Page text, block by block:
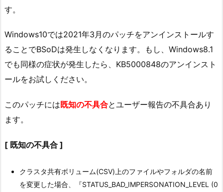
す。
Windows10では2021年3月のパッチをアンインストールす
ることでBSoDは発生しなくなります。もし、Windows8.1
でも同様の症状が発生したら、KB5000848のアンインスト
ールをお試しください。
このパッチには既知の不具合とユーザー報告の不具合あり
ます。
[ 既知の不具合 ]
クラスタ共有ボリューム(CSV)上のファイルやフォルダの名前
を変更した場合、『STATUS_BAD_IMPERSONATION_LEVEL (0